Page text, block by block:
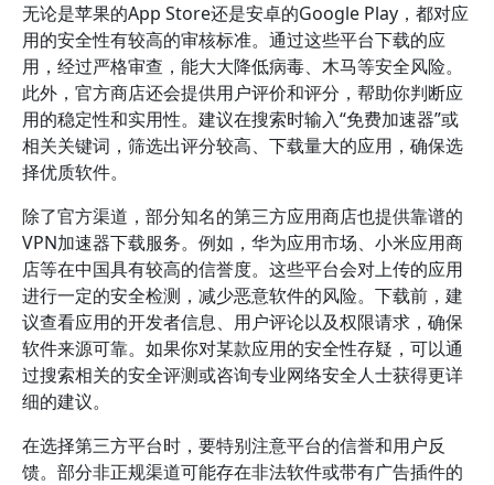
无论是苹果的App Store还是安卓的Google Play，都对应
用的安全性有较高的审核标准。通过这些平台下载的应
用，经过严格审查，能大大降低病毒、木马等安全风险。
此外，官方商店还会提供用户评价和评分，帮助你判断应
用的稳定性和实用性。建议在搜索时输入“免费加速器”或
相关关键词，筛选出评分较高、下载量大的应用，确保选
择优质软件。
除了官方渠道，部分知名的第三方应用商店也提供靠谱的
VPN加速器下载服务。例如，华为应用市场、小米应用商
店等在中国具有较高的信誉度。这些平台会对上传的应用
进行一定的安全检测，减少恶意软件的风险。下载前，建
议查看应用的开发者信息、用户评论以及权限请求，确保
软件来源可靠。如果你对某款应用的安全性存疑，可以通
过搜索相关的安全评测或咨询专业网络安全人士获得更详
细的建议。
在选择第三方平台时，要特别注意平台的信誉和用户反
馈。部分非正规渠道可能存在非法软件或带有广告插件的